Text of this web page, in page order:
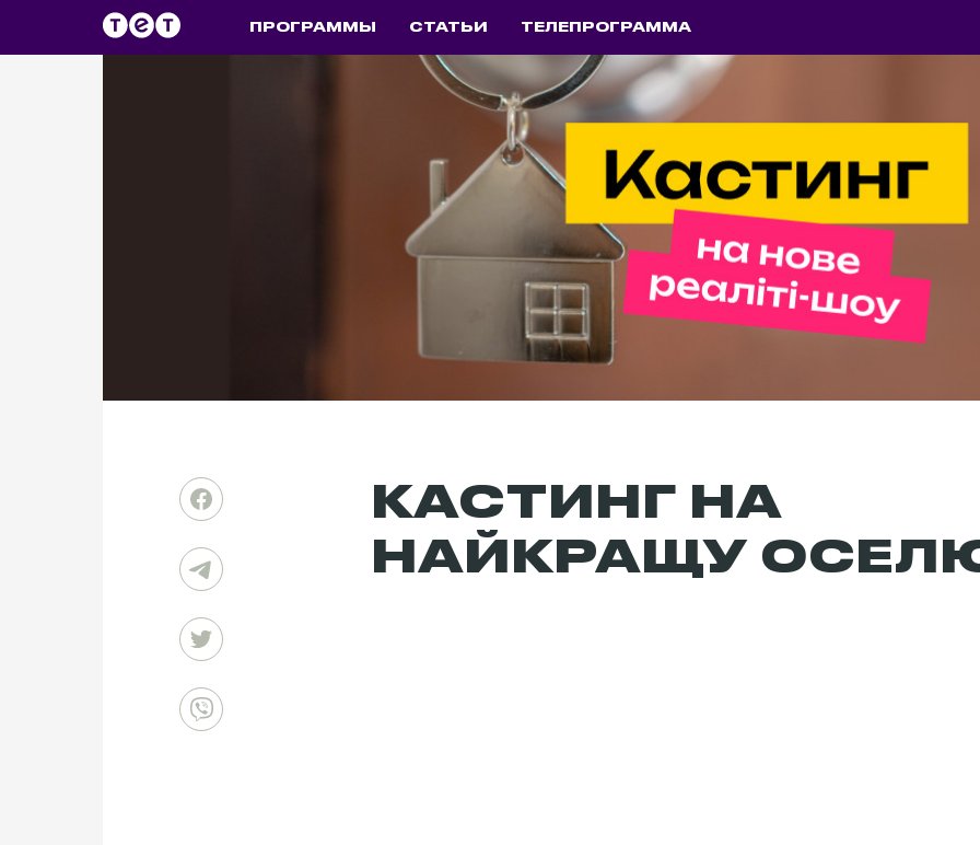
ПРОГРАММЫ СТАТЬИ ТЕЛЕПРОГРАММА
КАСТИНГ НА
НАЙКРАЩУ